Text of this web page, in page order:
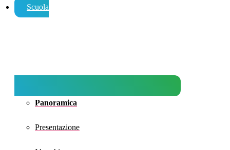
Scuola
Panoramica
Presentazione